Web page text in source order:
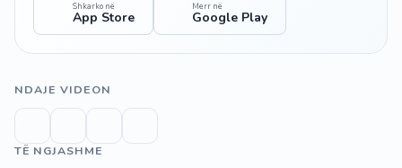
Shkarko në
App Store
Merr në
Google Play
NDAJE VIDEON
TË NGJASHME